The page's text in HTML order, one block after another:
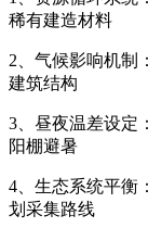
稀有建造材料
2、气候影响机制
建筑结构
3、昼夜温差设定
阳棚避暑
4、生态系统平衡
划采集路线